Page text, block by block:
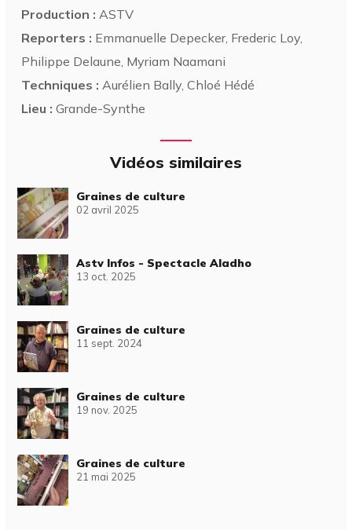
Production : ASTV
Reporters : Emmanuelle Depecker, Frederic Loy,
Philippe Delaune, Myriam Naamani
Techniques : Aurélien Bally, Chloé Hédé
Lieu : Grande-Synthe
Vidéos similaires
Graines de culture
02 avril 2025
Astv Infos - Spectacle Aladho
13 oct. 2025
Graines de culture
11 sept. 2024
Graines de culture
19 nov. 2025
Graines de culture
21 mai 2025